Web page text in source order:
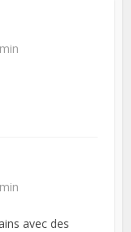
avec des